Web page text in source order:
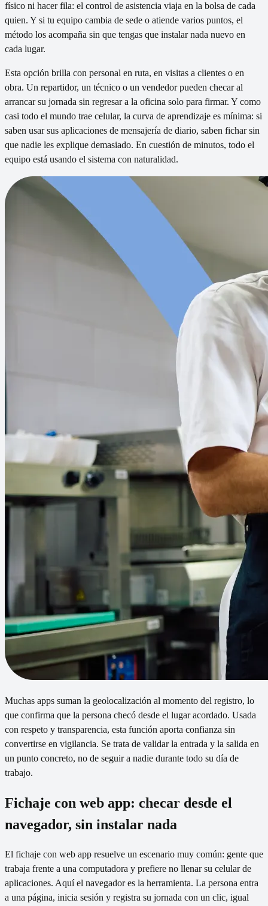
físico ni hacer fila: el control de asistencia viaja en la bolsa de cada
quien. Y si tu equipo cambia de sede o atiende varios puntos, el
método los acompaña sin que tengas que instalar nada nuevo en
cada lugar.
Esta opción brilla con personal en ruta, en visitas a clientes o en
obra. Un repartidor, un técnico o un vendedor pueden checar al
arrancar su jornada sin regresar a la oficina solo para firmar. Y como
casi todo el mundo trae celular, la curva de aprendizaje es mínima: si
saben usar sus aplicaciones de mensajería de diario, saben fichar sin
que nadie les explique demasiado. En cuestión de minutos, todo el
equipo está usando el sistema con naturalidad.
Muchas apps suman la geolocalización al momento del registro, lo
que confirma que la persona checó desde el lugar acordado. Usada
con respeto y transparencia, esta función aporta confianza sin
convertirse en vigilancia. Se trata de validar la entrada y la salida en
un punto concreto, no de seguir a nadie durante todo su día de
trabajo.
Fichaje con web app: checar desde el
navegador, sin instalar nada
El fichaje con web app resuelve un escenario muy común: gente que
trabaja frente a una computadora y prefiere no llenar su celular de
aplicaciones. Aquí el navegador es la herramienta. La persona entra
a una página, inicia sesión y registra su jornada con un clic, igual